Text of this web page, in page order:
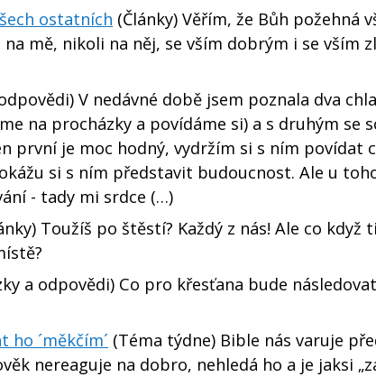
ostatních (Články) Věřím, že Bůh požehná
mě, nikoli na něj, se vším dobrým i se vším
V nedávné době jsem poznala dva
na procházky a povídáme si) a s druhým se
první je moc hodný, vydržím si s ním povídat
si s ním představit budoucnost. Ale u
- tady mi srdce (…)
Toužíš po štěstí? Každý z nás! Ale co když
a odpovědi) Co pro křesťana bude
ho ´měkčím´ (Téma týdne) Bible nás varuje
nereaguje na dobro, nehledá ho a je jaksi